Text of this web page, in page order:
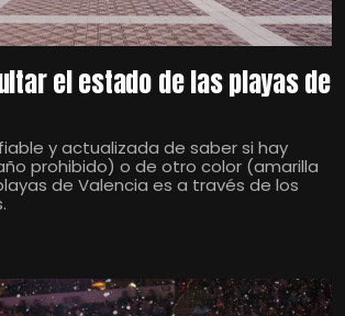
el estado de las playas de
y actualizada de saber si hay
prohibido) o de otro color (amarilla
de Valencia es a través de los